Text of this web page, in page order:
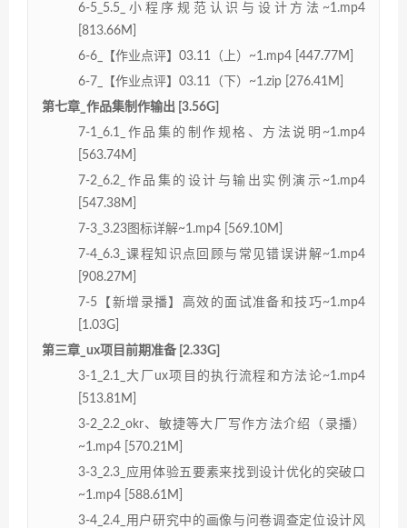
6-5_5.5_小程序规范认识与设计方法~1.mp4
[813.66M]
6-6_【作业点评】03.11（上）~1.mp4 [447.77M]
6-7_【作业点评】03.11（下）~1.zip [276.41M]
第七章_作品集制作输出 [3.56G]
7-1_6.1_作品集的制作规格、方法说明~1.mp4
[563.74M]
7-2_6.2_作品集的设计与输出实例演示~1.mp4
[547.38M]
7-3_3.23图标详解~1.mp4 [569.10M]
7-4_6.3_课程知识点回顾与常见错误讲解~1.mp4
[908.27M]
7-5【新增录播】⾼效的⾯试准备和技巧~1.mp4
[1.03G]
第三章_ux项目前期准备 [2.33G]
3-1_2.1_大厂ux项目的执行流程和方法论~1.mp4
[513.81M]
3-2_2.2_okr、敏捷等大厂写作方法介绍（录播）
~1.mp4 [570.21M]
3-3_2.3_应用体验五要素来找到设计优化的突破口
~1.mp4 [588.61M]
3-4_2.4_用户研究中的画像与问卷调查定位设计风